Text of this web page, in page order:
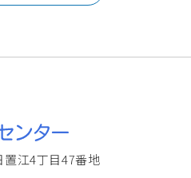
置江4丁目47番地